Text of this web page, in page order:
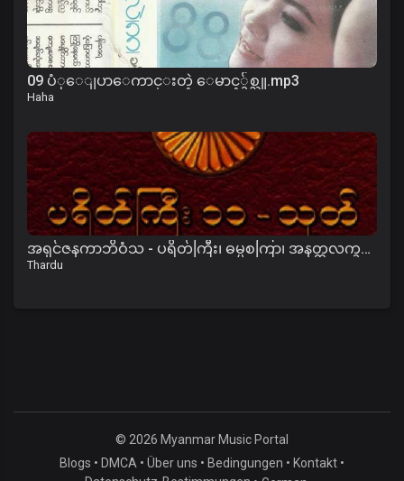
09 ပံုေျပာေကာင္းတဲ့ ေမာင့္ခ်စ္သူ.mp3
Haha
အရှင်ဇနကာဘိဝံသ - ပရိတ်ကြီး၊ ဓမ္မစကြာ၊ အနတ္တလက္ခဏသုတ်
Thardu
© 2026 Myanmar Music Portal
Blogs • DMCA • Über uns • Bedingungen • Kontakt •